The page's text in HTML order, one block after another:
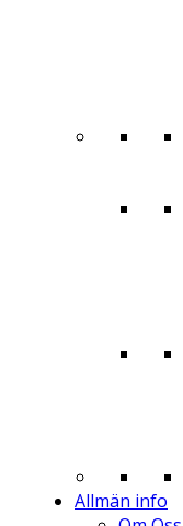
Allmän info